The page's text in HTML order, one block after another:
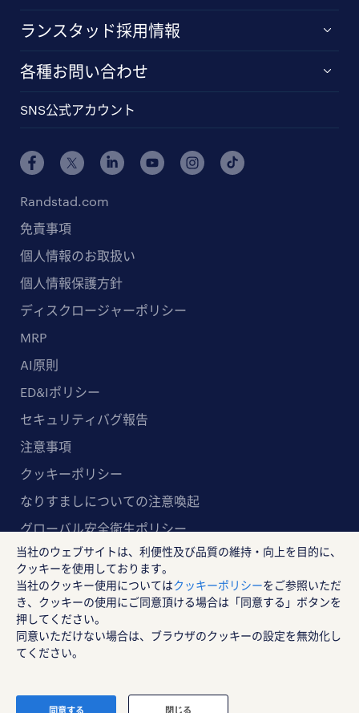
ランスタッド採用情報
各種お問い合わせ
SNS公式アカウント
Randstad.com
免責事項
個人情報のお取扱い
個人情報保護方針
ディスクロージャーポリシー
MRP
AI原則
ED&Iポリシー
セキュリティバグ報告
注意事項
クッキーポリシー
なりすましについての注意喚起
グローバル安全衛生ポリシー
マルチステークホルダー方針
ランスタッド株式会社
〒102-8578 東京都千代田区紀尾井町4-1 ニューオー
タニガーデンコート21F
RANDSTAD, HUMAN FORWARD及びSHAPING THE W
当社のウェブサイトは、利便性及び品質の維持・向上を目的に、
クッキーを使用しております。
当社のクッキー使用についてはクッキーポリシーをご参照いただ
き、クッキーの使用にご同意頂ける場合は「同意する」ボタンを
押してください。
同意いただけない場合は、ブラウザのクッキーの設定を無効化し
てください。
同意する 閉じる